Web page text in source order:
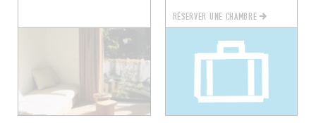
RÉSERVER UNE CHAMBRE